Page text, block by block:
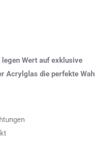
Wert auf exklusive
Acrylglas die perfekte Wahl